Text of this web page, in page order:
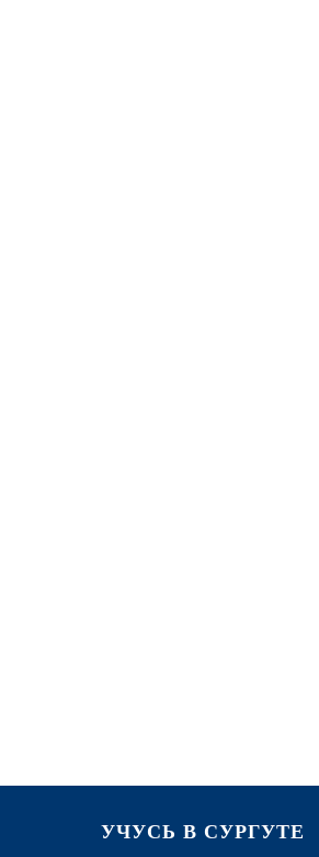
УЧУСЬ В СУРГУТЕ